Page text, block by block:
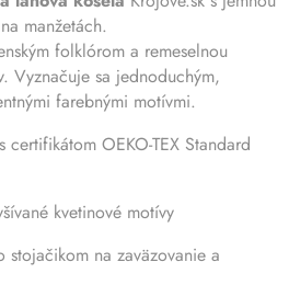
manžetách.
folklórom a remeselnou
Vyznačuje sa jednoduchým,
farebnými motívmi.
certifikátom OEKO-TEX Standard
kvetinové motívy
stojačikom na zaväzovanie a